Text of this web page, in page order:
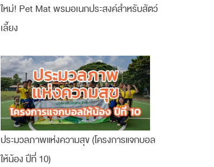
ใหม่! Pet Mat พรมอเนกประสงค์สำหรับสัตว์
เลี้ยง
ประมวลภาพแห่งความสุข (โครงการแจกบอล
ให้น้อง ปีที่ 10)